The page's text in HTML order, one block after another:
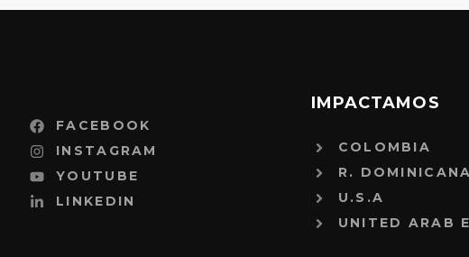
FACEBOOK
INSTAGRAM
YOUTUBE
LINKEDIN
IMPACTAMOS
COLOMBIA
R. DOMINICANA
U.S.A
UNITED ARAB